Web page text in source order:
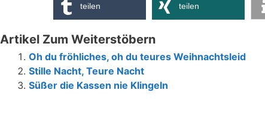
teilen teilen
Artikel Zum Weiterstöbern
Oh du fröhliches, oh du teures Weihnachtsleid
Stille Nacht, Teure Nacht
Süßer die Kassen nie Klingeln